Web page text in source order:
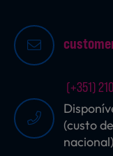
(+351)
(custo
nacional)